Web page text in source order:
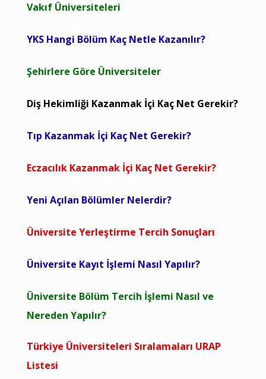
Vakıf Üniversiteleri
YKS Hangi Bölüm Kaç Netle Kazanılır?
Şehirlere Göre Üniversiteler
Diş Hekimliği Kazanmak İçi Kaç Net Gerekir?
Tıp Kazanmak İçi Kaç Net Gerekir?
Eczacılık Kazanmak İçi Kaç Net Gerekir?
Yeni Açılan Bölümler Nelerdir?
Üniversite Yerleştirme Tercih Sonuçları
Üniversite Kayıt İşlemi Nasıl Yapılır?
Üniversite Bölüm Tercih İşlemi Nasıl ve
Nereden Yapılır?
Türkiye Üniversiteleri Sıralamaları URAP
Listesi